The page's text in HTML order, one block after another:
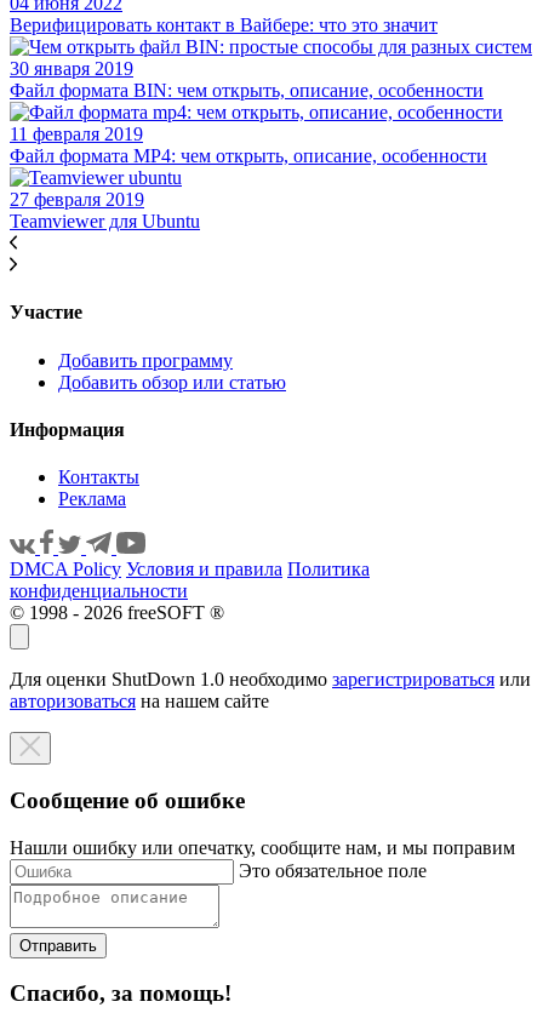
Верифицировать контакт в Вайбере: что это значит
30 января 2019
Файл формата BIN: чем открыть, описание, особенности
11 февраля 2019
Файл формата MP4: чем открыть, описание, особенности
27 февраля 2019
Teamviewer для Ubuntu
Участие
Добавить программу
Добавить обзор или статью
Информация
Контакты
Реклама
DMCA Policy Условия и правила Политика
конфиденциальности
© 1998 - 2026 freeSOFT ®
Для оценки ShutDown 1.0 необходимо зарегистрироваться или
авторизоваться на нашем сайте
Сообщение об ошибке
Нашли ошибку или опечатку, сообщите нам, и мы поправим
Это обязательное поле
Отправить
Спасибо, за помощь!